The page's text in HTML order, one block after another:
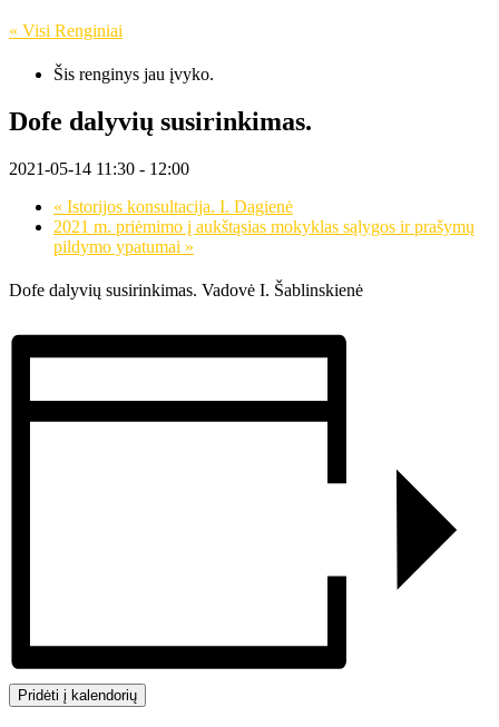
« Visi Renginiai
Šis renginys jau įvyko.
Dofe dalyvių susirinkimas.
2021-05-14 11:30 - 12:00
« Istorijos konsultacija. I. Dagienė
2021 m. priėmimo į aukštąsias mokyklas sąlygos ir prašymų
pildymo ypatumai »
Dofe dalyvių susirinkimas. Vadovė I. Šablinskienė
Pridėti į kalendorių